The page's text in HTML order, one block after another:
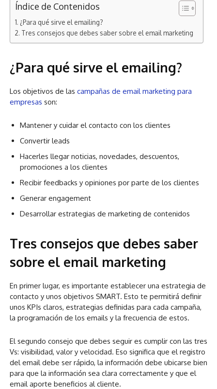
Índice de Contenidos
¿Para qué sirve el emailing?
Tres consejos que debes saber sobre el email marketing
¿Para qué sirve el emailing?
Los objetivos de las campañas de email marketing para
empresas son:
Mantener y cuidar el contacto con los clientes
Convertir leads
Hacerles llegar noticias, novedades, descuentos,
promociones a los clientes
Recibir feedbacks y opiniones por parte de los clientes
Generar engagement
Desarrollar estrategias de marketing de contenidos
Tres consejos que debes saber
sobre el email marketing
En primer lugar, es importante establecer una estrategia de
contacto y unos objetivos SMART. Esto te permitirá definir
unos KPIs claros, estrategias definidas para cada campaña,
la programación de los emails y la frecuencia de estos.
El segundo consejo que debes seguir es cumplir con las tres
Vs: visibilidad, valor y velocidad. Eso significa que el registro
del email debe ser rápido, la información debe ubicarse bien
para que la información sea clara correctamente y que el
email aporte beneficios al cliente.